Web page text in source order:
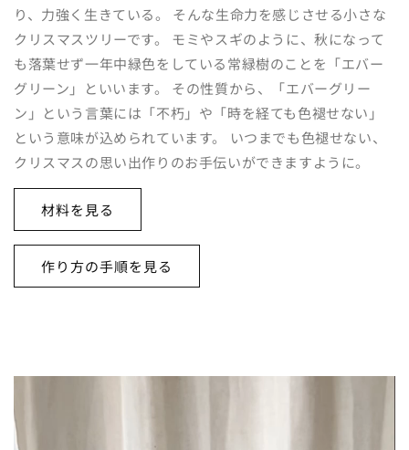
り、力強く生きている。 そんな生命力を感じさせる小さな
クリスマスツリーです。 モミやスギのように、秋になって
も落葉せず一年中緑色をしている常緑樹のことを「エバー
グリーン」といいます。 その性質から、「エバーグリー
ン」という言葉には「不朽」や「時を経ても色褪せない」
という意味が込められています。 いつまでも色褪せない、
クリスマスの思い出作りのお手伝いができますように。
材料を見る
作り方の手順を見る